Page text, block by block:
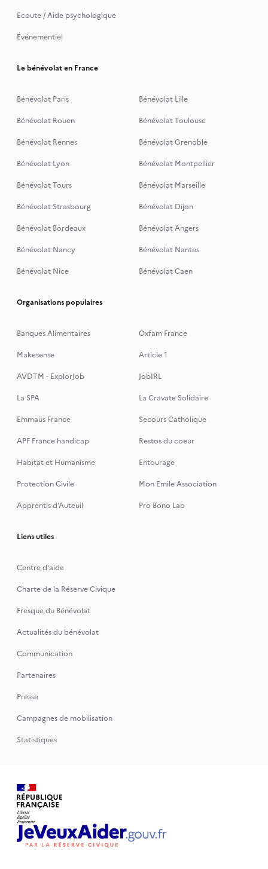
Ecoute / Aide psychologique
Événementiel
Le bénévolat en France
Bénévolat Paris
Bénévolat Lille
Bénévolat Rouen
Bénévolat Toulouse
Bénévolat Rennes
Bénévolat Grenoble
Bénévolat Lyon
Bénévolat Montpellier
Bénévolat Tours
Bénévolat Marseille
Bénévolat Strasbourg
Bénévolat Dijon
Bénévolat Bordeaux
Bénévolat Angers
Bénévolat Nancy
Bénévolat Nantes
Bénévolat Nice
Bénévolat Caen
Organisations populaires
Banques Alimentaires
Oxfam France
Makesense
Article 1
AVDTM - ExplorJob
JobIRL
La SPA
La Cravate Solidaire
Emmaüs France
Secours Catholique
APF France handicap
Restos du coeur
Habitat et Humanisme
Entourage
Protection Civile
Mon Emile Association
Apprentis d’Auteuil
Pro Bono Lab
Liens utiles
Centre d'aide
Charte de la Réserve Civique
Fresque du Bénévolat
Actualités du bénévolat
Communication
Partenaires
Presse
Campagnes de mobilisation
Statistiques